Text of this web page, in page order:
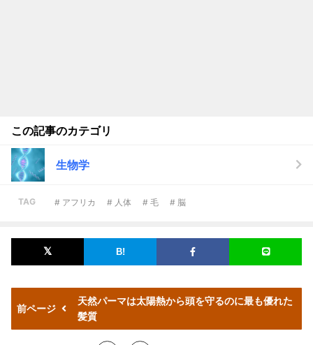
この記事のカテゴリ
生物学
TAG # アフリカ # 人体 # 毛 # 脳
前ページ
天然パーマは太陽熱から頭を守るのに最も優れた
髪質